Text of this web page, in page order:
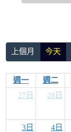
上個月 今天
週一 週二
27日
28日
3日 4日